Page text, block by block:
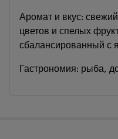
Аромат и вкус:
цветов и спелых
сбалансированный с
Гастрономия: рыба,